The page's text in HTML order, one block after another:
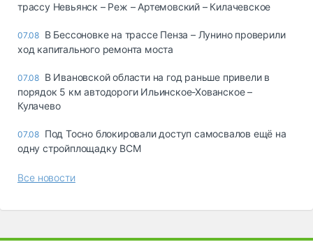
трассу Невьянск – Реж – Артемовский – Килачевское
07.08 В Бессоновке на трассе Пенза – Лунино проверили
ход капитального ремонта моста
07.08 В Ивановской области на год раньше привели в
порядок 5 км автодороги Ильинское-Хованское –
Кулачево
07.08 Под Тосно блокировали доступ самосвалов ещё на
одну стройплощадку ВСМ
Все новости